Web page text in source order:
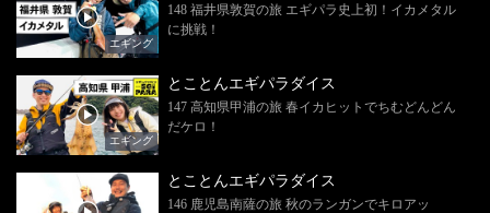
エギング
148 福井県敦賀の旅 エギパラ史上初！イカメタル
に挑戦！
エギング
とことんエギパラダイス
147 高知県甲浦の旅 春イカヒットでちむどんどん
だケロ！
とことんエギパラダイス
146 鹿児島南薩の旅 秋のランガンでキロアッ